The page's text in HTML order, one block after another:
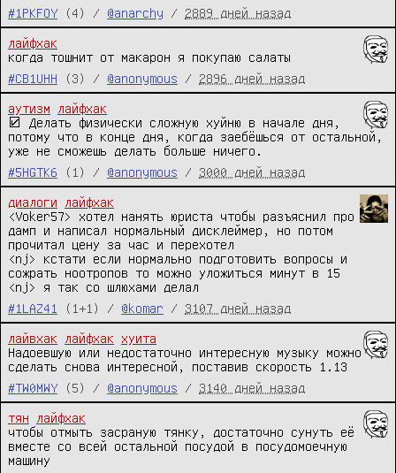
#1PKFOY
(4) / @anarchy / 2889 дней назад
лайфхак
когда тошнит от макарон я покупаю салаты
#CB1UHH
(3) / @anonymous / 2896 дней назад
аутизм
лайфхак
☑ Делать физически сложную хуйню в начале дня,
потому что в конце дня, когда заебёшься от остальной,
уже не сможешь делать больше ничего.
#5HGTK6
(1) / @anonymous / 3000 дней назад
диалоги
лайфхак
<Voker57> хотел нанять юриста чтобы разъяснил про
дамп и написал нормальный дисклеймер, но потом
прочитал цену за час и перехотел
<nj> кстати если нормально подготовить вопросы и
сожрать ноотропов то можно уложиться минут в 15
<nj> я так со шлюхами делал
#1LAZ41
(1+1) / @komar / 3107 дней назад
лайвхак лайфхак
хуита
Надоевшую или недостаточно интересную музыку можно
сделать снова интересной, поставив скорость 1.13
#TW0MWY
(5) / @anonymous / 3140 дней назад
тян
лайфхак
чтобы отмыть засраную тянку, достаточно сунуть её
вместе со всей остальной посудой в посудомоечную
машину